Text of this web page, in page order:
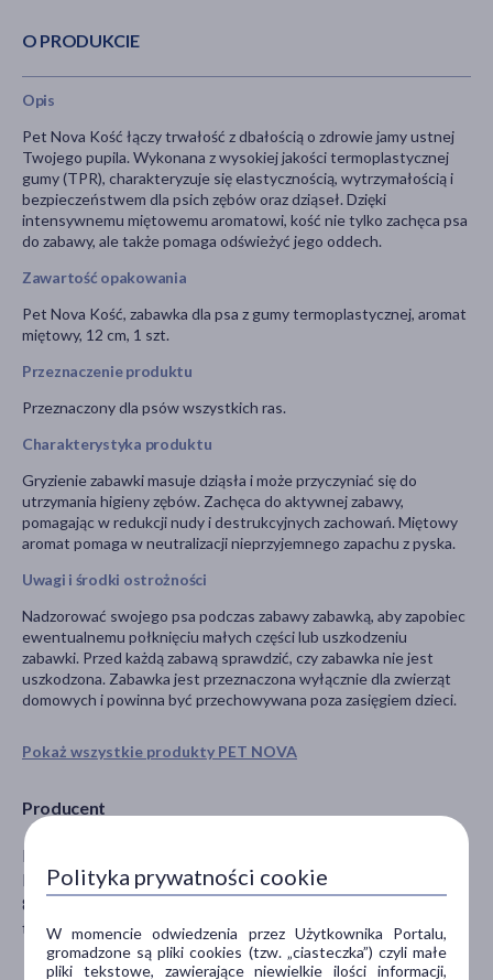
O PRODUKCIE
Pokaż wszystkie produkty PET NOVA
Producent
EURONOVA POLSKA SP. O.O.
Konojady 94B
87-330 Jabłonowo Pomorskie
tf@aqua-nova.pl
Opis
Pet Nova Kość łączy trwałość z dbałością o zdrowie jamy ustnej
Twojego pupila. Wykonana z wysokiej jakości termoplastycznej
gumy (TPR), charakteryzuje się elastycznością, wytrzymałością i
bezpieczeństwem dla psich zębów oraz dziąseł. Dzięki
intensywnemu miętowemu aromatowi, kość nie tylko zachęca psa
do zabawy, ale także pomaga odświeżyć jego oddech.
Zawartość opakowania
Pet Nova Kość, zabawka dla psa z gumy termoplastycznej, aromat
miętowy, 12 cm, 1 szt.
Przeznaczenie produktu
Przeznaczony dla psów wszystkich ras.
Charakterystyka produktu
Gryzienie zabawki masuje dziąsła i może przyczyniać się do
utrzymania higieny zębów. Zachęca do aktywnej zabawy,
pomagając w redukcji nudy i destrukcyjnych zachowań. Miętowy
aromat pomaga w neutralizacji nieprzyjemnego zapachu z pyska.
Uwagi i środki ostrożności
Nadzorować swojego psa podczas zabawy zabawką, aby zapobiec
ewentualnemu połknięciu małych części lub uszkodzeniu
zabawki. Przed każdą zabawą sprawdzić, czy zabawka nie jest
uszkodzona. Zabawka jest przeznaczona wyłącznie dla zwierząt
domowych i powinna być przechowywana poza zasięgiem dzieci.
Polityka prywatności cookie
W momencie odwiedzenia przez Użytkownika Portalu,
gromadzone są pliki cookies (tzw. „ciasteczka”) czyli małe
pliki tekstowe, zawierające niewielkie ilości informacji,